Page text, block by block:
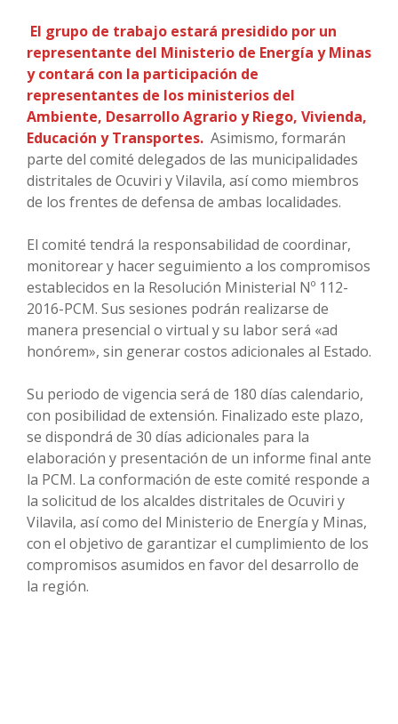
El grupo de trabajo estará presidido por un
representante del Ministerio de Energía y Minas
y contará con la participación de
representantes de los ministerios del
Ambiente, Desarrollo Agrario y Riego, Vivienda,
Educación y Transportes. Asimismo, formarán
parte del comité delegados de las municipalidades
distritales de Ocuviri y Vilavila, así como miembros
de los frentes de defensa de ambas localidades.
El comité tendrá la responsabilidad de coordinar,
monitorear y hacer seguimiento a los compromisos
establecidos en la Resolución Ministerial Nº 112-
2016-PCM. Sus sesiones podrán realizarse de
manera presencial o virtual y su labor será «ad
honórem», sin generar costos adicionales al Estado.
Su periodo de vigencia será de 180 días calendario,
con posibilidad de extensión. Finalizado este plazo,
se dispondrá de 30 días adicionales para la
elaboración y presentación de un informe final ante
la PCM. La conformación de este comité responde a
la solicitud de los alcaldes distritales de Ocuviri y
Vilavila, así como del Ministerio de Energía y Minas,
con el objetivo de garantizar el cumplimiento de los
compromisos asumidos en favor del desarrollo de
la región.